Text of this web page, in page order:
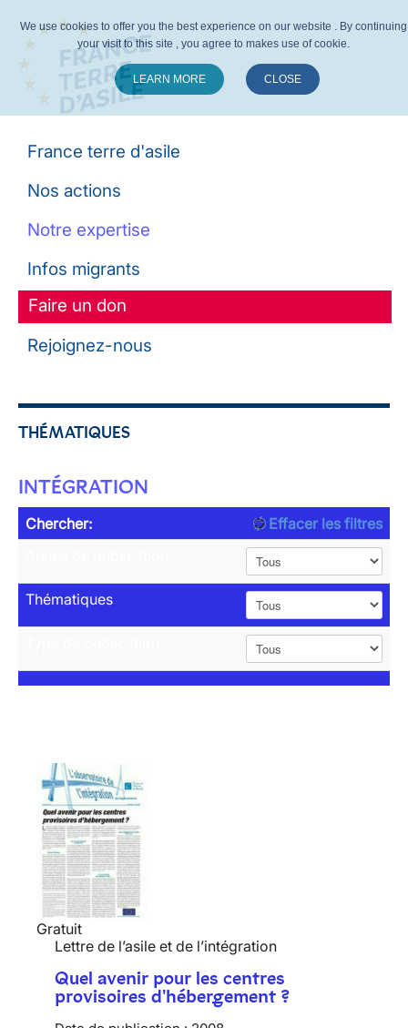
France terre d'asile
Nos actions
Notre expertise
Infos migrants
Faire un don
Rejoignez-nous
THÉMATIQUES
INTÉGRATION
Chercher:
Effacer les filtres
Thématiques
Gratuit
Lettre de l’asile et de l’intégration
Quel avenir pour les centres
provisoires d'hébergement ?
We use cookies to offer you the best experience on our website . By continuing
your visit to this site , you agree to makes use of cookie.
LEARN MORE CLOSE